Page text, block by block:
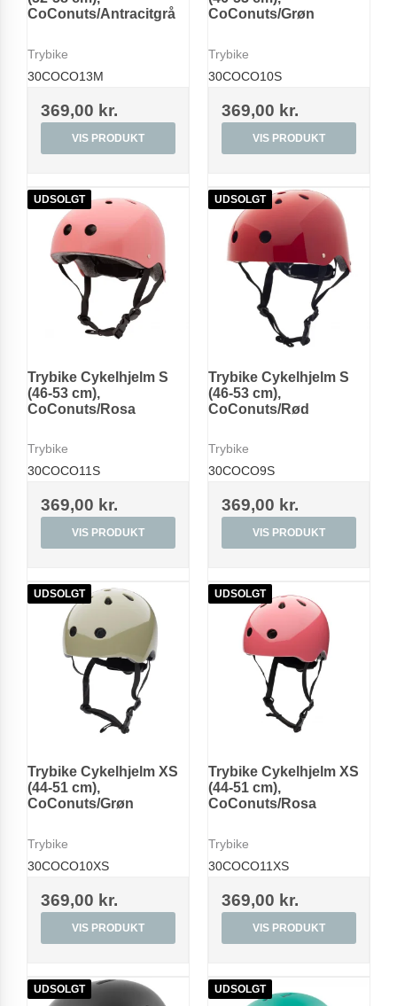
CoConuts/Antracitgrå
Trybike
30COCO13M
369,00 kr.
VIS PRODUKT
CoConuts/Grøn
Trybike
30COCO10S
369,00 kr.
VIS PRODUKT
UDSOLGT
Trybike Cykelhjelm S
(46-53 cm),
CoConuts/Rosa
Trybike
30COCO11S
369,00 kr.
VIS PRODUKT
UDSOLGT
Trybike Cykelhjelm S
(46-53 cm),
CoConuts/Rød
Trybike
30COCO9S
369,00 kr.
VIS PRODUKT
UDSOLGT
Trybike Cykelhjelm XS
(44-51 cm),
CoConuts/Grøn
Trybike
30COCO10XS
369,00 kr.
VIS PRODUKT
UDSOLGT
Trybike Cykelhjelm XS
(44-51 cm),
CoConuts/Rosa
Trybike
30COCO11XS
369,00 kr.
VIS PRODUKT
UDSOLGT UDSOLGT